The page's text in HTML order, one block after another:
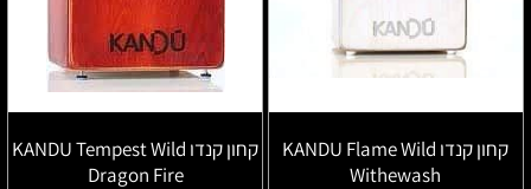
קחון קנדו KANDU Flame Wild
Withewash
קחון קנדו KANDU Tempest Wild
Dragon Fire